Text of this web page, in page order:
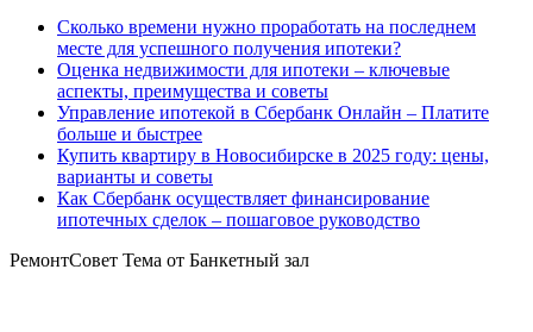
Сколько времени нужно проработать на последнем
месте для успешного получения ипотеки?
Оценка недвижимости для ипотеки – ключевые
аспекты, преимущества и советы
Управление ипотекой в Сбербанк Онлайн – Платите
больше и быстрее
Купить квартиру в Новосибирске в 2025 году: цены,
варианты и советы
Как Сбербанк осуществляет финансирование
ипотечных сделок – пошаговое руководство
РемонтСовет Тема от Банкетный зал